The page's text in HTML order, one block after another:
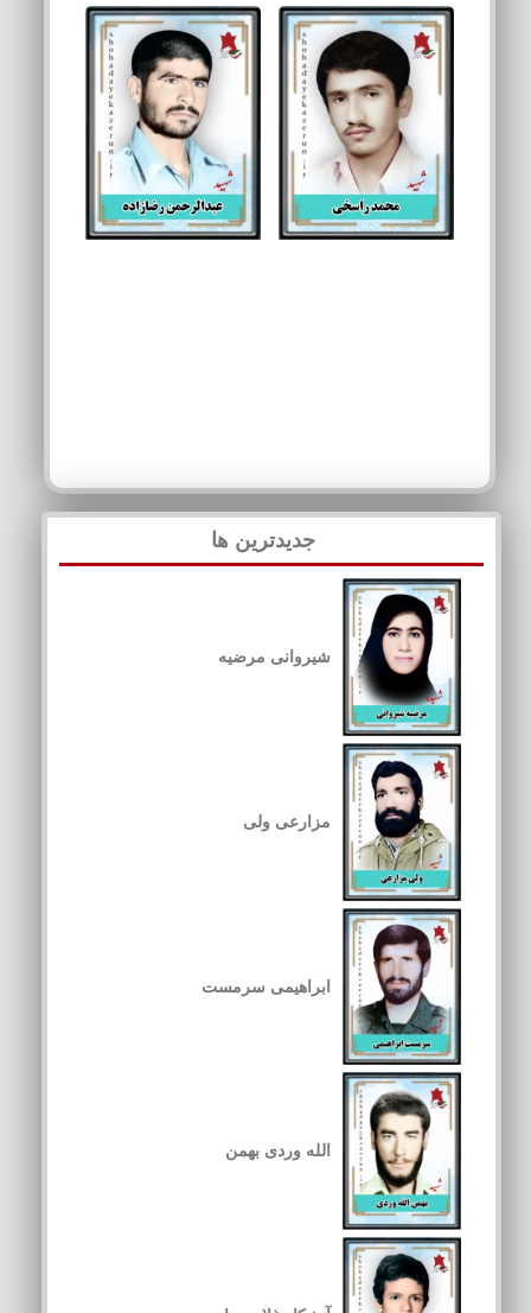
جدیدترین ها
شیروانی مرضیه
مزارعی ولی
ابراهیمی سرمست
الله وردی بهمن